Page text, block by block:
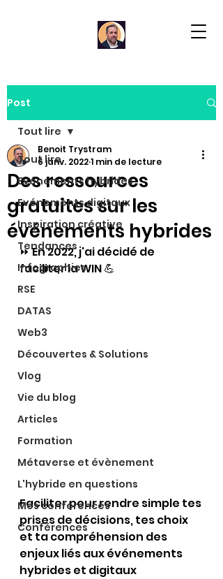
Post
Tout lire
Evénements hybrides
Evénements digitaux
Inspiration créative
Tendances
Infographies
RSE
DATAS
Web3
Découvertes & Solutions
Vlog
Vie du blog
Articles
Formation
Métaverse et évènement
L'hybride en questions
Mes conférences
Conférences
Tout lire
Des ressources
gratuites sur les
événements hybrides
Benoit Trystram
6 janv. 20221 min de lecture
⏩ En 2022, j'ai décidé de
faciliter la WIN 💪
Faciliter pour rendre simple tes
prises de décisions, tes choix
et ta compréhension des
enjeux liés aux événements
hybrides et digitaux